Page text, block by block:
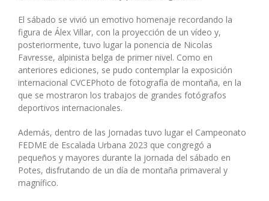
El sábado se vivió un emotivo homenaje recordando la
figura de Álex Villar, con la proyección de un vídeo y,
posteriormente, tuvo lugar la ponencia de Nicolas
Favresse, alpinista belga de primer nivel. Como en
anteriores ediciones, se pudo contemplar la exposición
internacional CVCEPhoto de fotografía de montaña, en la
que se mostraron los trabajos de grandes fotógrafos
deportivos internacionales.
Además, dentro de las Jornadas tuvo lugar el Campeonato
FEDME de Escalada Urbana 2023 que congregó a
pequeños y mayores durante la jornada del sábado en
Potes, disfrutando de un día de montaña primaveral y
magnífico.